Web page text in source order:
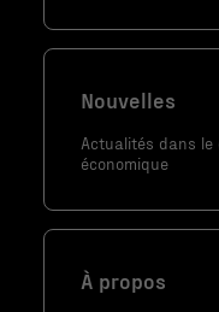
Nouvelles
Actualités dans le
économique
À propos